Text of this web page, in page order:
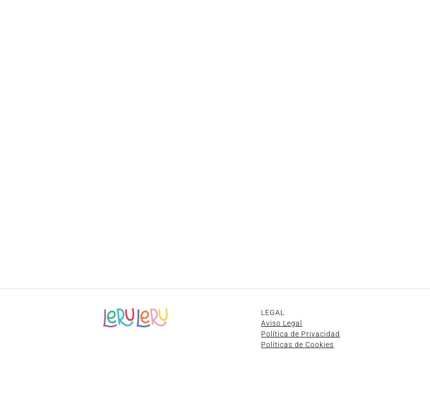
LEGAL
Aviso Legal
Política de Privacidad
Políticas de Cookies